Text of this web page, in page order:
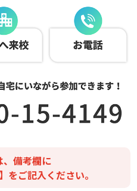
、備考欄に
をご記入ください。